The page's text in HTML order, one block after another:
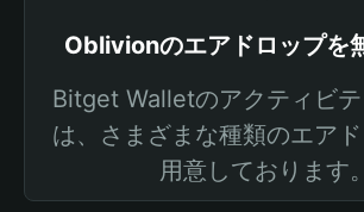
Oblivionのエアドロップを
Bitget Walletのアクティビ
は、さまざまな種類のエア
用意しております。